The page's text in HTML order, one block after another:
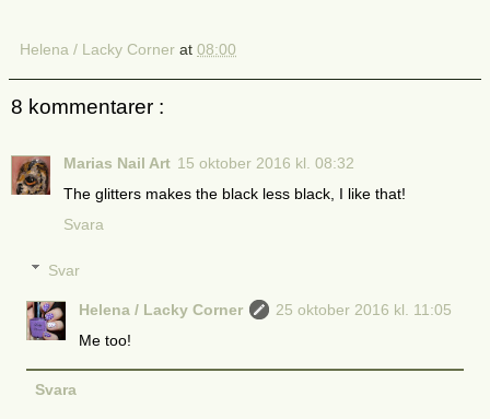
Helena / Lacky Corner at 08:00
8 kommentarer :
Marias Nail Art 15 oktober 2016 kl. 08:32
The glitters makes the black less black, I like that!
Svara
Svar
Helena / Lacky Corner
25 oktober 2016 kl. 11:05
Me too!
Svara